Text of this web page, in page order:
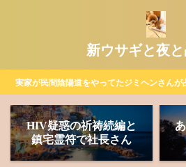
新ウサギと夜
実家が民間陰陽道をやってたジミヘンさん
HIV疑惑の祈祷続編と
鎮宅霊符で社長さん